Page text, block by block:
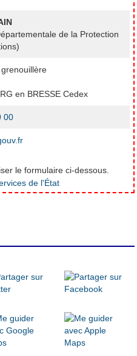
de la Protection
en BRESSE Cedex
00
le formulaire ci-dessous.